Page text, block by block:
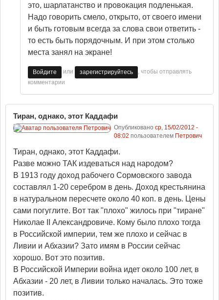
это, шарлатанство и провокация подленькая.
Надо говорить смело, открыто, от своего имени
и быть готовым всегда за слова свои ответить -
то есть быть порядочным. И при этом столько
места занял на экране!
Войдите или зарегистрируйтесь
, чтобы отправлять
комментарии
Тиран, однако, этот Каддафи
Опубликовано ср, 15/02/2012 -
08:02 пользователем Петрович
Тиран, однако, этот Каддафи.
Разве можно ТАК издеваться над народом?
В 1913 году доход рабочего Сормовского завода
составлял 1-20 серебром в день. Доход крестьянина
в натуральном пересчете около 40 коп. в день. Цены
сами погуглите. Вот так "плохо" жилось при "тиране"
Николае II Александровиче. Кому было плохо тогда
в Российской империи, тем же плохо и сейчас в
Ливии и Абхазии? Зато имям в России сейчас
хорошо. Вот это позитив.
В Российской Империи война идет около 100 лет, в
Абхазии - 20 лет, в Ливии только началась. Это тоже
позитив.